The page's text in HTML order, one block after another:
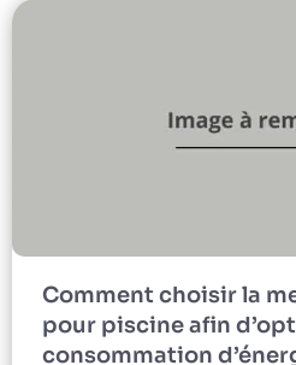
Comment choisir la
pour piscine afin
consommation